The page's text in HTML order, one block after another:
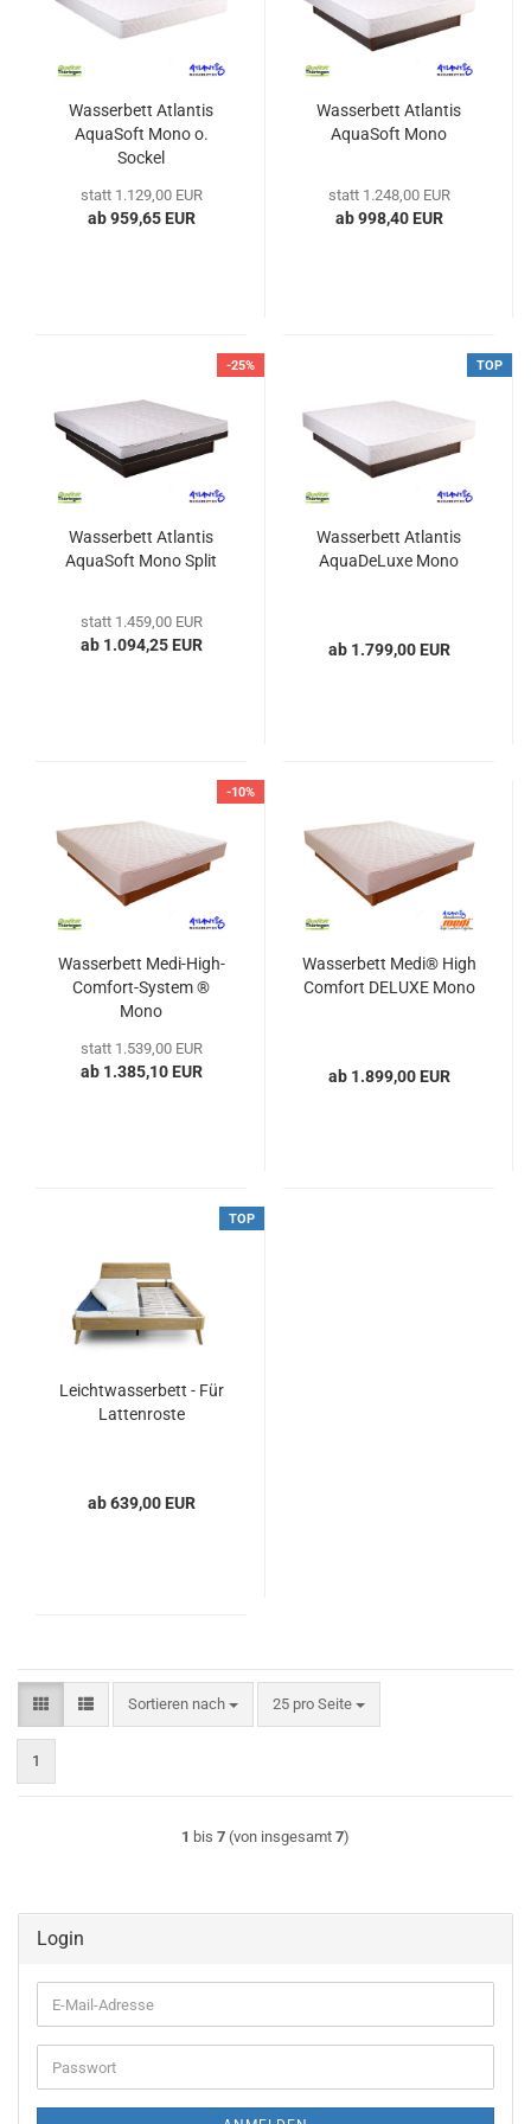
Wasserbett Atlantis
AquaSoft Mono o.
Sockel
statt 1.129,00 EUR
ab 959,65 EUR
Wasserbett Atlantis
AquaSoft Mono
statt 1.248,00 EUR
ab 998,40 EUR
-25%
Wasserbett Atlantis
AquaSoft Mono Split
statt 1.459,00 EUR
ab 1.094,25 EUR
TOP
Wasserbett Atlantis
AquaDeLuxe Mono
ab 1.799,00 EUR
-10%
Wasserbett Medi-High-
Comfort-System ®
Mono
statt 1.539,00 EUR
ab 1.385,10 EUR
Wasserbett Medi® High
Comfort DELUXE Mono
ab 1.899,00 EUR
TOP
Leichtwasserbett - Für
Lattenroste
ab 639,00 EUR
Sortieren nach
Sortieren nach 25 pro Seite
pro Seite
1
1 bis 7 (von insgesamt 7)
Login
E-
Mail-
Adresse
Passwort